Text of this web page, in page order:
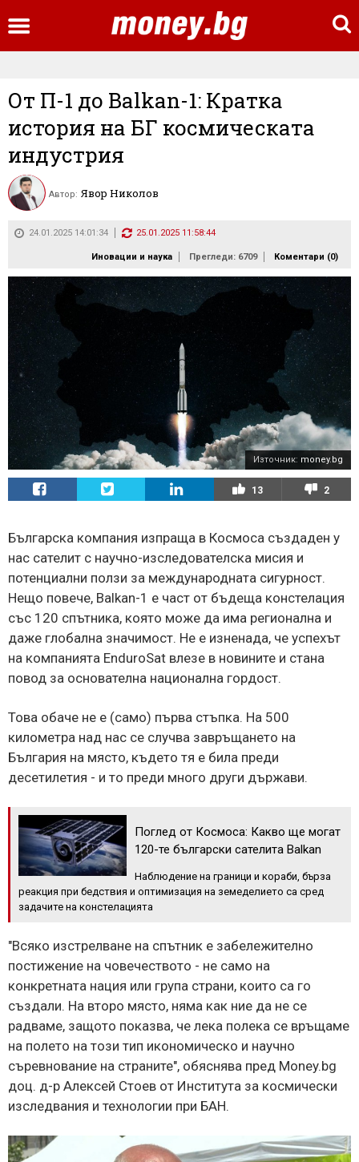
От П-1 до Balkan-1: Кратка
история на БГ космическата
индустрия
Автор: Явор Николов
24.01.2025 14:01:34 25.01.2025 11:58:44
Иновации и наука Прегледи: 6709 Коментари (0)
Източник: money.bg
13 2
Българска компания изпраща в Космоса създаден у
нас сателит с научно-изследователска мисия и
потенциални ползи за международната сигурност.
Нещо повече, Balkan-1 е част от бъдеща констелация
със 120 спътника, която може да има регионална и
даже глобална значимост. Не е изненада, че успехът
на компанията EnduroSat влезе в новините и стана
повод за основателна национална гордост.
Това обаче не е (само) първа стъпка. На 500
километра над нас се случва завръщането на
България на място, където тя е била преди
десетилетия - и то преди много други държави.
Поглед от Космоса: Какво ще могат
120-те български сателита Balkan
Наблюдение на граници и кораби, бърза
реакция при бедствия и оптимизация на земеделието са сред
задачите на констелацията
"Всяко изстрелване на спътник е забележително
постижение на човечеството - не само на
конкретната нация или група страни, които са го
създали. На второ място, няма как ние да не се
радваме, защото показва, че лека полека се връщаме
на полето на този тип икономическо и научно
съревнование на страните", обяснява пред Money.bg
доц. д-р Алексей Стоев от Института за космически
изследвания и технологии при БАН.